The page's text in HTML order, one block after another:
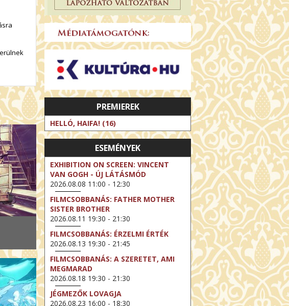
PREMIEREK
HELLÓ, HAIFA! (16)
ESEMÉNYEK
EXHIBITION ON SCREEN: VINCENT
VAN GOGH - ÚJ LÁTÁSMÓD
2026.08.08 11:00 - 12:30
FILMCSOBBANÁS: FATHER MOTHER
SISTER BROTHER
2026.08.11 19:30 - 21:30
FILMCSOBBANÁS: ÉRZELMI ÉRTÉK
2026.08.13 19:30 - 21:45
FILMCSOBBANÁS: A SZERETET, AMI
MEGMARAD
2026.08.18 19:30 - 21:30
JÉGMEZŐK LOVAGJA
2026.08.23 16:00 - 18:30